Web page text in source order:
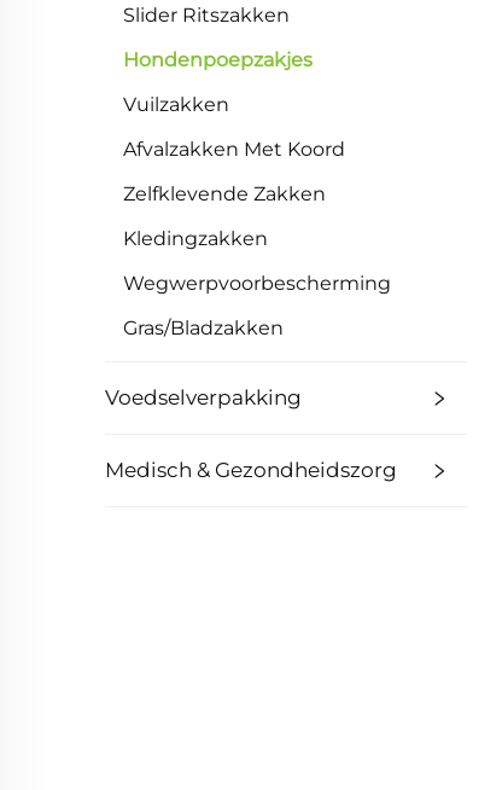
Slider Ritszakken
Hondenpoepzakjes
Vuilzakken
Afvalzakken Met Koord
Zelfklevende Zakken
Kledingzakken
Wegwerpvoorbescherming
Gras/Bladzakken
Voedselverpakking
Medisch & Gezondheidszorg